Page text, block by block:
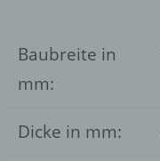
Baubreite in
mm:
Dicke in mm: